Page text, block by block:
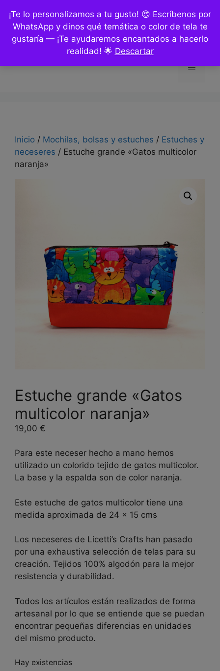
¡Te lo personalizamos a tu gusto! 😍 Escríbenos por
WhatsApp y dinos qué temática o color de tela te
gustaría — ¡Te ayudaremos encantados a hacerlo
realidad! 🌟 Descartar
contenido
Menú
Inicio / Mochilas, bolsas y estuches / Estuches y
neceseres / Estuche grande «Gatos multicolor
naranja»
Estuche grande «Gatos
multicolor naranja»
19,00 €
Para este neceser hecho a mano hemos
utilizado un colorido tejido de gatos multicolor.
La base y la espalda son de color naranja.
Este estuche de gatos multicolor tiene una
medida aproximada de 24 x 15 cms
Los neceseres de Licetti’s Crafts han pasado
por una exhaustiva selección de telas para su
creación. Tejidos 100% algodón para la mejor
resistencia y durabilidad.
Todos los artículos están realizados de forma
artesanal por lo que se entiende que se puedan
encontrar pequeñas diferencias en unidades
del mismo producto.
Hay existencias